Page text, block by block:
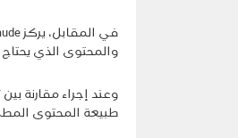
والمحتوى الذي
طبيعة المحتوى